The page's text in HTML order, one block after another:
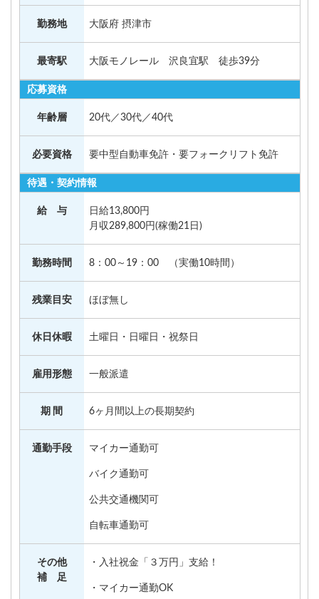
勤務地 大阪府 摂津市
最寄駅 大阪モノレール 沢良宜駅 徒歩39分
応募資格
年齢層 20代／30代／40代
必要資格 要中型自動車免許・要フォークリフト免許
待遇・契約情報
給 与
日給13,800円
月収289,800円(稼働21日)
勤務時間 8：00～19：00 （実働10時間）
残業目安 ほぼ無し
休日休暇 土曜日・日曜日・祝祭日
雇用形態 一般派遣
期 間 6ヶ月間以上の長期契約
通勤手段 マイカー通勤可
バイク通勤可
公共交通機関可
自転車通勤可
その他
補 足
・入社祝金「３万円」支給！
・マイカー通勤OK